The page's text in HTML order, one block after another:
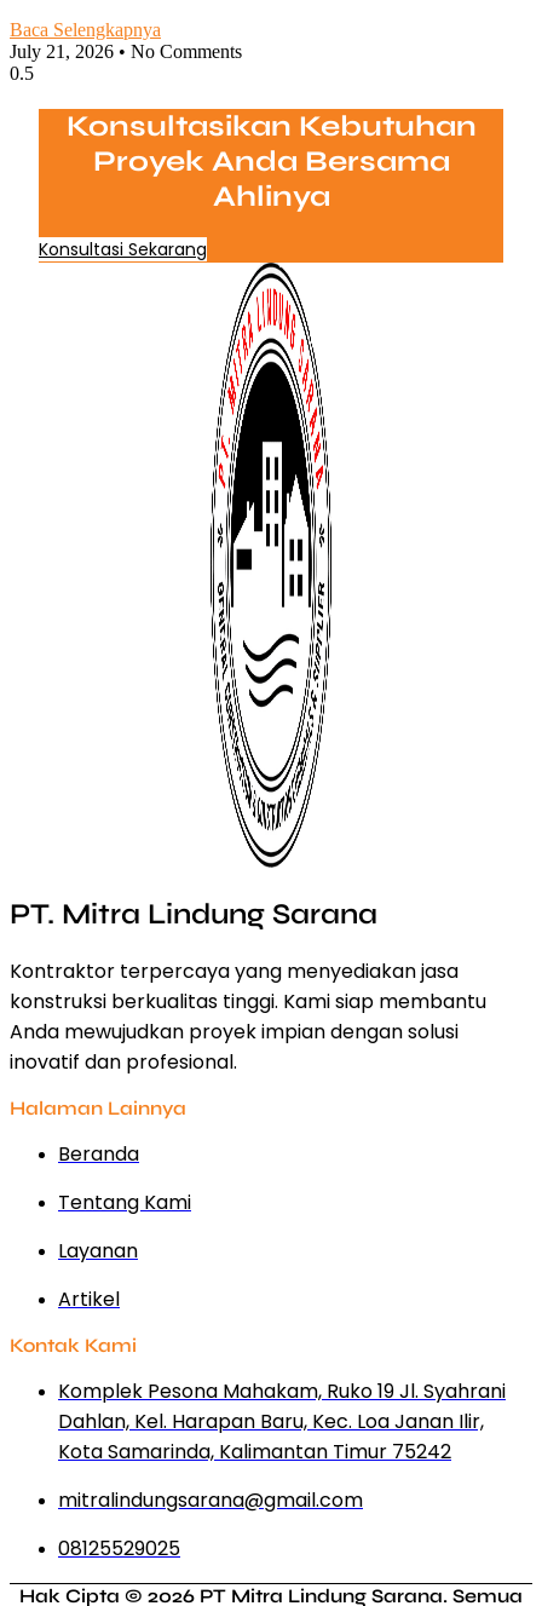
Baca Selengkapnya
July 21, 2026
No Comments
Konsultasikan Kebutuhan
Proyek Anda Bersama
Ahlinya
Konsultasi Sekarang
PT. Mitra Lindung Sarana
Kontraktor terpercaya yang menyediakan jasa
konstruksi berkualitas tinggi. Kami siap membantu
Anda mewujudkan proyek impian dengan solusi
inovatif dan profesional.
Halaman Lainnya
Beranda
Tentang Kami
Layanan
Artikel
Kontak Kami
Komplek Pesona Mahakam, Ruko 19 Jl. Syahrani
Dahlan, Kel. Harapan Baru, Kec. Loa Janan Ilir,
Kota Samarinda, Kalimantan Timur 75242
mitralindungsarana@gmail.com
08125529025
Hak Cipta © 2026 PT Mitra Lindung Sarana. Semua